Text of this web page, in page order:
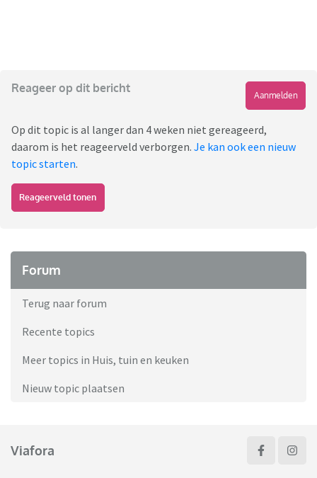
Reageer op dit bericht
Aanmelden
Op dit topic is al langer dan 4 weken niet gereageerd,
daarom is het reageerveld verborgen. Je kan ook een nieuw
topic starten.
Reageerveld tonen
Forum
Terug naar forum
Recente topics
Meer topics in Huis, tuin en keuken
Nieuw topic plaatsen
Viafora